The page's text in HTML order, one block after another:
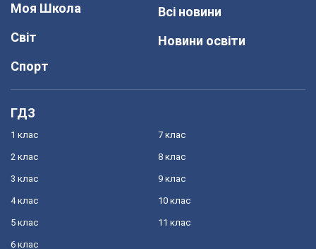
Моя Школа
Світ
Спорт
Всі новини
Новини освіти
ГДЗ
1 клас
2 клас
3 клас
4 клас
5 клас
6 клас
7 клас
8 клас
9 клас
10 клас
11 клас